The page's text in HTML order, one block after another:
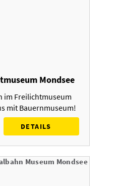
Mondsee
im Freilichtmuseum
mit Bauernmuseum!
DETAILS